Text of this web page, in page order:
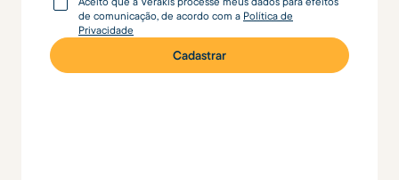
de comunicação, de acordo com a Política de
Privacidade